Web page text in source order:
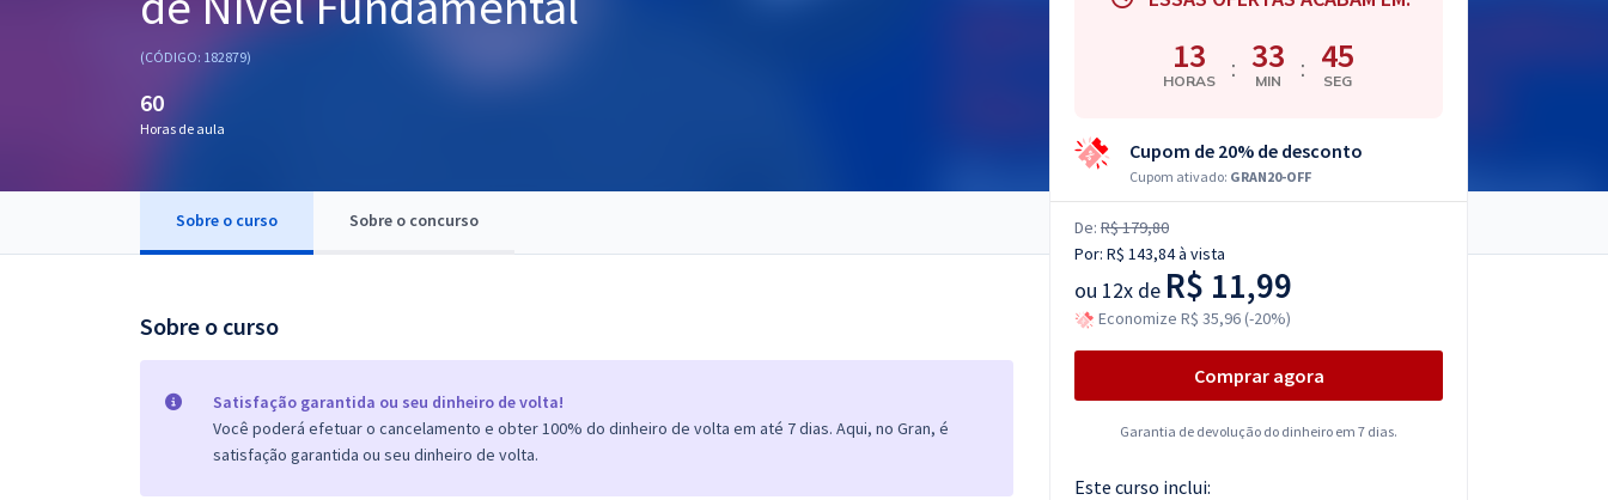
Questões grátis
(CÓDIGO: 182879)
60
Horas de aula
Sobre o curso Sobre o concurso
Sobre o curso
Satisfação garantida ou seu dinheiro de volta!
Você poderá efetuar o cancelamento e obter 100% do dinheiro de volta em até 7 dias. Aqui, no Gran, é
satisfação garantida ou seu dinheiro de volta.
13
HORAS : 33
MIN : 44
SEG
Cupom de 20% de desconto
Cupom ativado: GRAN20-OFF
De: R$ 179,80
Por: R$ 143,84à vista
ou 12x de R$ 11,99
Economize R$ 35,96 (-20%)
Comprar agora
Garantia de devolução do dinheiro em 7 dias.
Este curso inclui: